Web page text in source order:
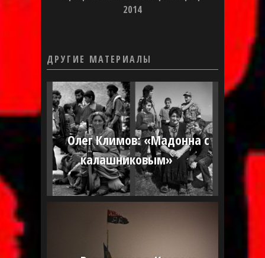
2014
ДРУГИЕ МАТЕРИАЛЫ
Олег Климов: «Мадонна с
калашниковым»